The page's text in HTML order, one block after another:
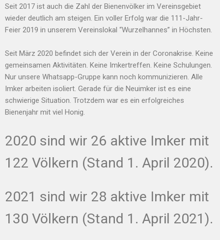
Seit 2017 ist auch die Zahl der Bienenvölker im Vereinsgebiet
wieder deutlich am steigen. Ein voller Erfolg war die 111-Jahr-
Feier 2019 in unserem Vereinslokal “Wurzelhannes” in Höchsten.
Seit März 2020 befindet sich der Verein in der Coronakrise. Keine
gemeinsamen Aktivitäten. Keine Imkertreffen. Keine Schulungen.
Nur unsere Whatsapp-Gruppe kann noch kommunizieren. Alle
Imker arbeiten isoliert. Gerade für die Neuimker ist es eine
schwierige Situation. Trotzdem war es ein erfolgreiches
Bienenjahr mit viel Honig.
2020 sind wir 26 aktive Imker mit
122 Völkern (Stand 1. April 2020).
2021 sind wir 28 aktive Imker mit
130 Völkern (Stand 1. April 2021).